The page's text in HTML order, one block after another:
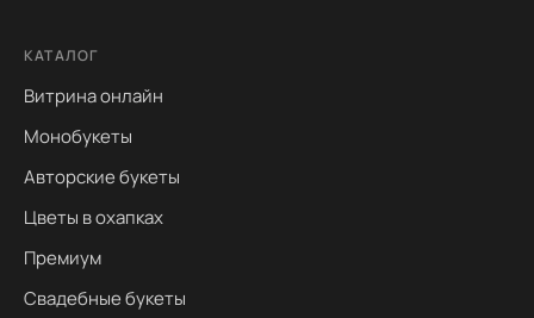
КАТАЛОГ
Витрина онлайн
Монобукеты
Авторские букеты
Цветы в охапках
Премиум
Свадебные букеты